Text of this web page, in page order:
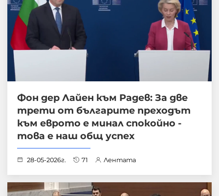
Фон дер Лайен към Радев: За две
трети от българите преходът
към еврото е минал спокойно -
това е наш общ успех
28-05-2026г. 71 Лентата